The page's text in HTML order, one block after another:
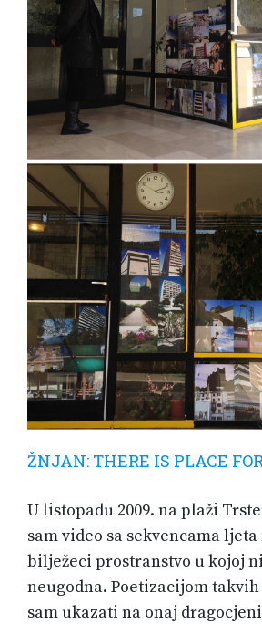
ŽNJAN: THERE IS PLACE
U listopadu 2009. na plaži
sam video sa sekvencama
bilježeci prostranstvo u kojoj
neugodna. Poetizacijom
sam ukazati na onaj